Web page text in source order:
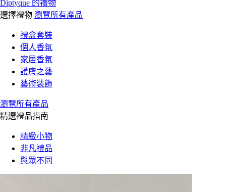
Diptyque 的禮物
選擇禮物 瀏覽所有產品
禮盒套裝
個人香氛
家居香氛
護膚之藝
藝術裝飾
瀏覽所有產品
精選禮品指南
精緻小物
非凡禮品
與眾不同